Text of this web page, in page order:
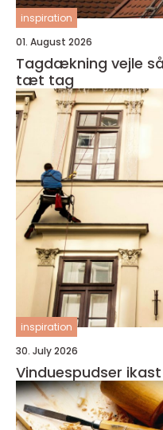
inspiration
01. August 2026
Tagdækning vejle sådan får du et stærkt og
tæt tag
inspiration
30. July 2026